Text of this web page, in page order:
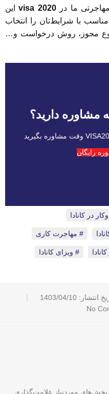
ما درvisa 2020این
مناسب با شرایط‌تان را انتخاب
مجوز، روش درخواست و…
مشاوره دارید؟
رایگان
در کانادا
مهاجرت کاری
ویزای کانادا
انتشار: 1403/04/10
No
بخش‌های موردنیاز علامت‌گذاری